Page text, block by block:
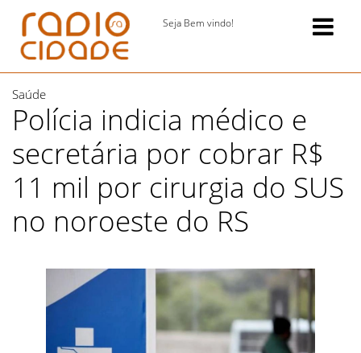
Seja Bem vindo!
Saúde
Polícia indicia médico e
secretária por cobrar R$
11 mil por cirurgia do SUS
no noroeste do RS